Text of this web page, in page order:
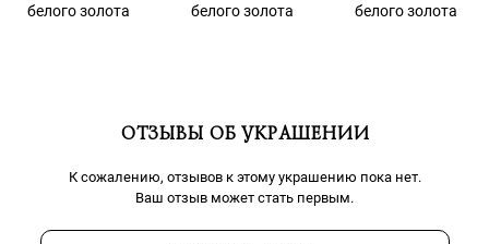
белого золота
белого золота
белого золота
ОТЗЫВЫ ОБ УКРАШЕНИИ
К сожалению, отзывов к этому украшению пока нет.
Ваш отзыв может стать первым.